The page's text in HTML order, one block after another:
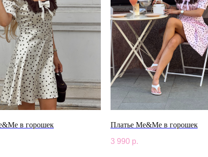
в горошек Платье Me&Me в горошек
3 990 р.